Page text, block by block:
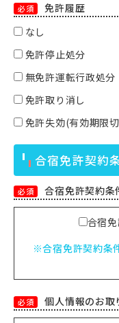
必須
免許履歴
なし
免許停止処分
無免許運転行政処分
免許取り消し
免許失効(有効期限
合宿免許契約
必須 合宿免許契約条
合宿
※合宿免許契約条
必須 個人情報のお取